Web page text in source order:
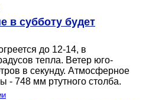
в субботу будет
до 12-14, в
тепла. Ветер юго-
в секунду. Атмосферное
- 748 мм ртутного столба.